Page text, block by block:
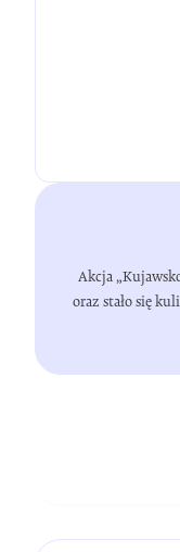
Akcja
oraz stało się